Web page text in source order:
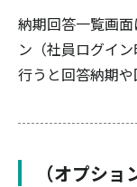
納期回答一覧画
ン（社員ログイ
行うと回答納期や
（オプシ